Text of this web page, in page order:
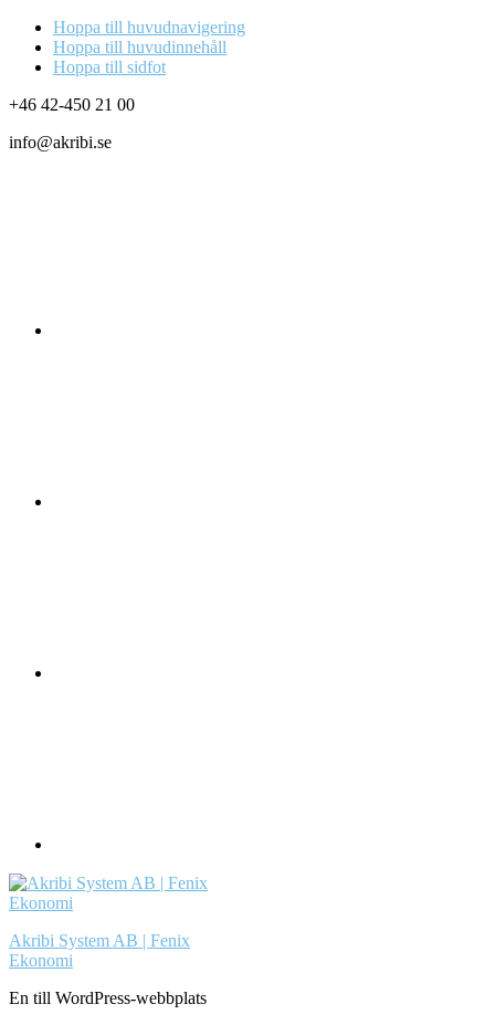
Hoppa till huvudnavigering
Hoppa till huvudinnehåll
Hoppa till sidfot
+46 42-450 21 00
info@akribi.se
Akribi System AB | Fenix
Ekonomi
En till WordPress-webbplats